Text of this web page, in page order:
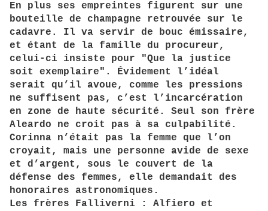
En plus ses empreintes figurent sur une
bouteille de champagne retrouvée sur le
cadavre. Il va servir de bouc émissaire,
et étant de la famille du procureur,
celui-ci insiste pour "Que la justice
soit exemplaire". Évidement l’idéal
serait qu’il avoue, comme les pressions
ne suffisent pas, c’est l’incarcération
en zone de haute sécurité. Seul son frère
Aleardo ne croit pas à sa culpabilité.
Corinna n’était pas la femme que l’on
croyait, mais une personne avide de sexe
et d’argent, sous le couvert de la
défense des femmes, elle demandait des
honoraires astronomiques.
Les frères Falliverni : Alfiero et